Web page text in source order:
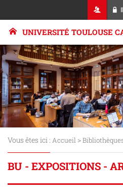
UNIVERSITÉ TOULOUSE
Vous êtes ici : Accueil >
BU - EXPOSITIONS -